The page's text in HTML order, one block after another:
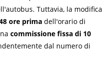
Tuttavia, la modifica
ore prima dell'orario di
commissione fissa di 10
dal numero di